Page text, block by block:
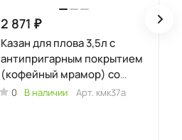
2 871 ₽
Казан для плова 3,5л с
антипригарным покрытием
(кофейный мрамор) со
стеклянной крышкой
0 В наличии Арт. кмк37а